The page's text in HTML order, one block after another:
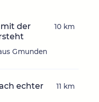
der
Gmunden
10 km
echter
11 km